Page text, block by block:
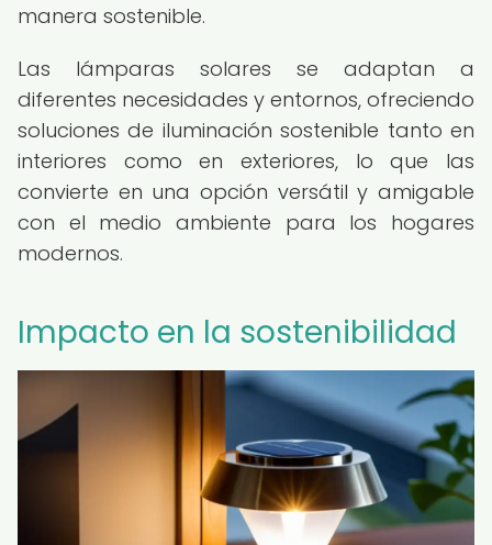
manera sostenible.
Las lámparas solares se adaptan a
diferentes necesidades y entornos, ofreciendo
soluciones de iluminación sostenible tanto en
interiores como en exteriores, lo que las
convierte en una opción versátil y amigable
con el medio ambiente para los hogares
modernos.
Impacto en la sostenibilidad